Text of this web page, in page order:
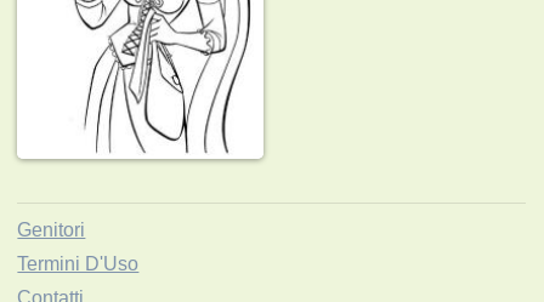
Genitori
Termini D'Uso
Contatti